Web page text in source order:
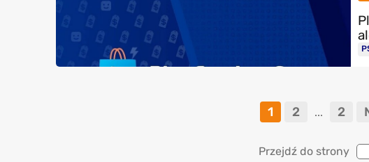
1 2 ... 2
Przejdź do strony